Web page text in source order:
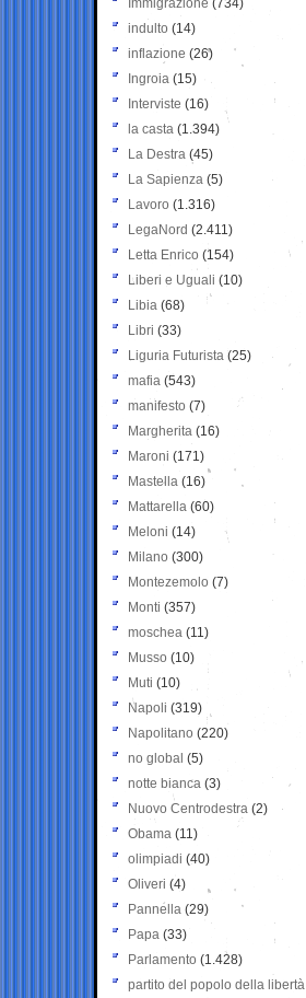
Immigrazione (734)
indulto (14)
inflazione (26)
Ingroia (15)
Interviste (16)
la casta (1.394)
La Destra (45)
La Sapienza (5)
Lavoro (1.316)
LegaNord (2.411)
Letta Enrico (154)
Liberi e Uguali (10)
Libia (68)
Libri (33)
Liguria Futurista (25)
mafia (543)
manifesto (7)
Margherita (16)
Maroni (171)
Mastella (16)
Mattarella (60)
Meloni (14)
Milano (300)
Montezemolo (7)
Monti (357)
moschea (11)
Musso (10)
Muti (10)
Napoli (319)
Napolitano (220)
no global (5)
notte bianca (3)
Nuovo Centrodestra (2)
Obama (11)
olimpiadi (40)
Oliveri (4)
Pannella (29)
Papa (33)
Parlamento (1.428)
partito del popolo della libertà